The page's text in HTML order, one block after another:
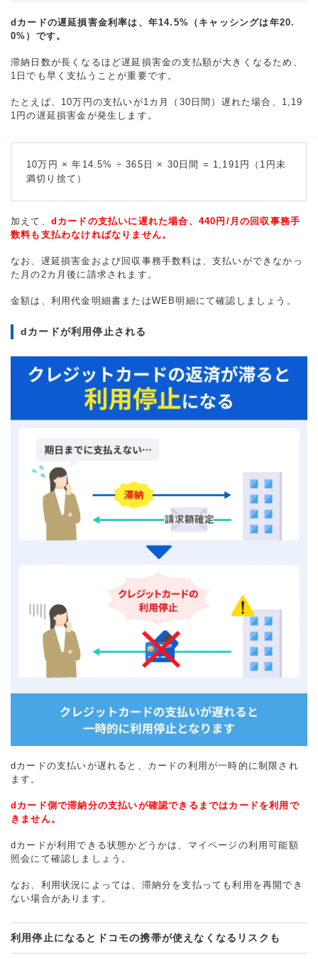
dカードの遅延損害金利率は、年14.5%（キャッシングは年20.
0%）です。
滞納日数が長くなるほど遅延損害金の支払額が大きくなるため、
1日でも早く支払うことが重要です。
たとえば、10万円の支払いが1カ月（30日間）遅れた場合、1,19
1円の遅延損害金が発生します。
10万円 × 年14.5% ÷ 365日 × 30日間 = 1,191円（1円未
満切り捨て）
加えて、 dカードの支払いに遅れた場合、440円/月の回収事務手
数料も支払わなければなりません。
なお、遅延損害金および回収事務手数料は、支払いができなかっ
た月の2カ月後に請求されます。
金額は、利用代金明細書またはWEB明細にて確認しましょう。
dカードが利用停止される
dカードの支払いが遅れると、カードの利用が一時的に制限され
ます。
dカード側で滞納分の支払いが確認できるまではカードを利用で
きません。
dカードが利用できる状態かどうかは、マイページの利用可能額
照会にて確認しましょう。
なお、利用状況によっては、滞納分を支払っても利用を再開でき
ない場合があります。
利用停止になるとドコモの携帯が使えなくなるリスクも